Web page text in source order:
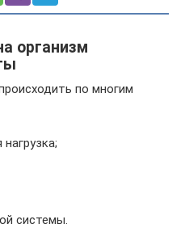
организм
по многим
системы.